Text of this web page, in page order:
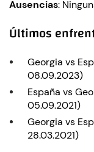
Ausencias:
Últimos
Georgia vs
08.09.2023)
España vs
05.09.2021)
Georgia vs
28.03.2021)